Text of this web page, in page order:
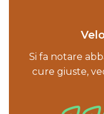
Si fa notare
cure giuste,